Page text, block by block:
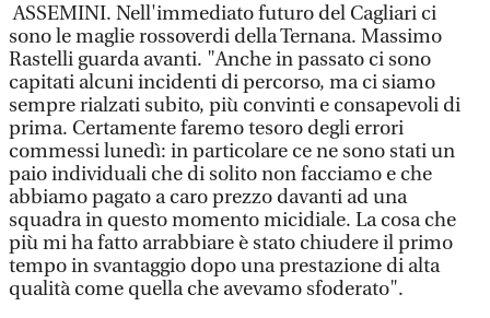
ASSEMINI. Nell'immediato futuro del Cagliari ci
sono le maglie rossoverdi della Ternana. Massimo
Rastelli guarda avanti. "Anche in passato ci sono
capitati alcuni incidenti di percorso, ma ci siamo
sempre rialzati subito, più convinti e consapevoli di
prima. Certamente faremo tesoro degli errori
commessi lunedì: in particolare ce ne sono stati un
paio individuali che di solito non facciamo e che
abbiamo pagato a caro prezzo davanti ad una
squadra in questo momento micidiale. La cosa che
più mi ha fatto arrabbiare è stato chiudere il primo
tempo in svantaggio dopo una prestazione di alta
qualità come quella che avevamo sfoderato".